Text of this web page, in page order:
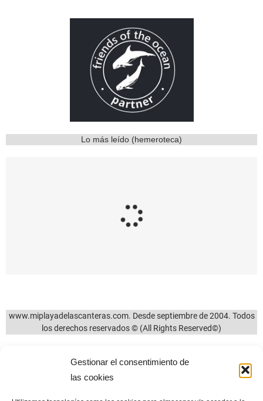
Gestionar el consentimiento de
las cookies
Lo más leído (hemeroteca)
para conocer mejor
www.miplayadelascanteras.com. Desde septiembre de 2004. Todos
los derechos reservados © (All Rights Reserved©)